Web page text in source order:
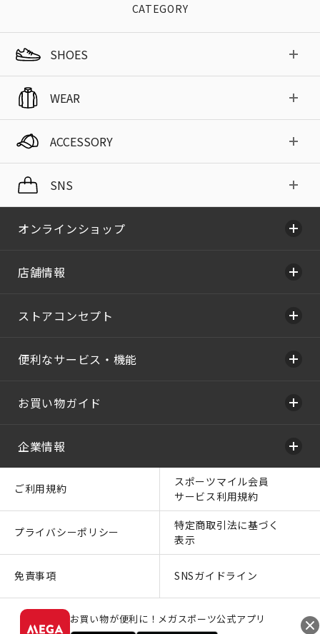
CATEGORY
SHOES
WEAR
ACCESSORY
SNS
オンラインショップ
店舗情報
ストアコンセプト
便利なサービス・機能
お買い物ガイド
企業情報
ご利用規約
スポーツマイル会員
サービス利用規約
プライバシーポリシー
特定商取引法に基づく
表示
免責事項 SNSガイドライン
お買い物が便利に！メガスポーツ公式アプリ